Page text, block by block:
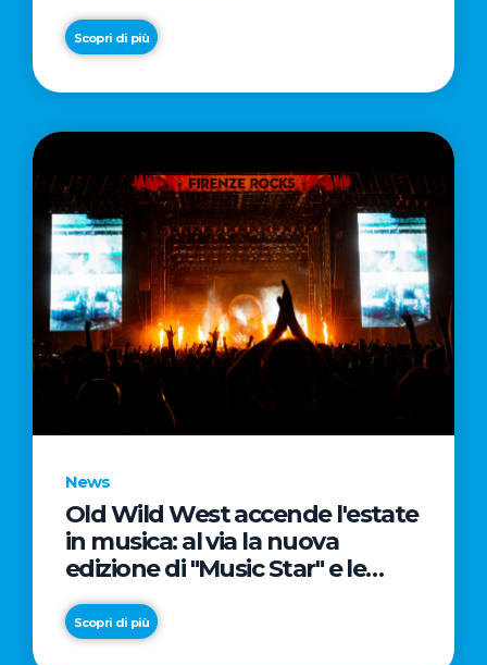
Scopri di più
News
Old Wild West accende l'estate
in musica: al via la nuova
edizione di "Music Star" e le
prestigiose partnership con
Radio Italia e Live Nation
Scopri di più